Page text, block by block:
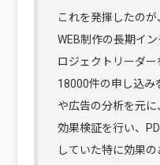
これを発揮したの
WEB制作の長期イ
ロジェクトリーダ
18000件の申し込み
や広告の分析を元に
効果検証を行い、
していた特に効果